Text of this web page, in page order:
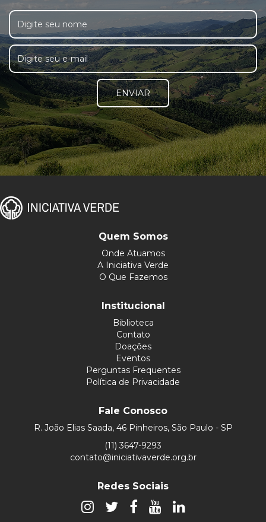
ENVIAR
Quem Somos
Onde Atuamos
A Iniciativa Verde
O Que Fazemos
Institucional
Biblioteca
Contato
Doações
Eventos
Perguntas Frequentes
Política de Privacidade
Fale Conosco
R. João Elias Saada, 46 Pinheiros, São Paulo - SP
(11) 3647-9293
contato@iniciativaverde.org.br
Redes Sociais